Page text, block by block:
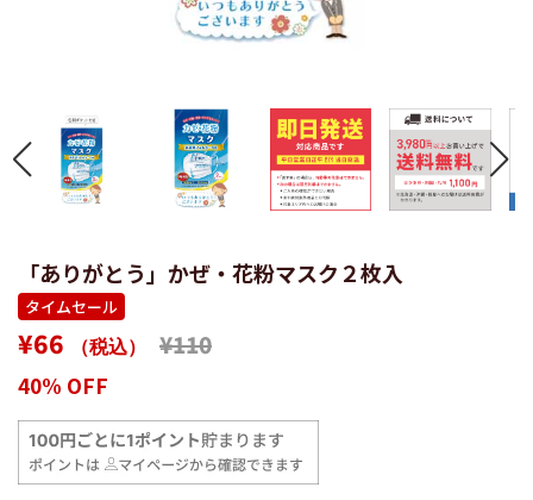
「ありがとう」かぜ・花粉マスク２枚入
タイムセール
通
格
¥66 （税込）
販
格
¥110
40% OFF